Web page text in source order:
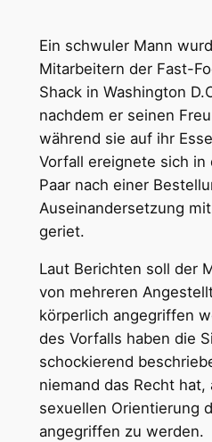
Ein schwuler Mann
Mitarbeitern der Fast-
Shack in Washington
nachdem er seinen
während sie auf ihr
Vorfall ereignete sich in
Paar nach einer
Auseinandersetzung
geriet.
Laut Berichten soll der
von mehreren
körperlich angegriffen
des Vorfalls haben die
schockierend
niemand das Recht
sexuellen Orientierung
angegriffen zu werden.